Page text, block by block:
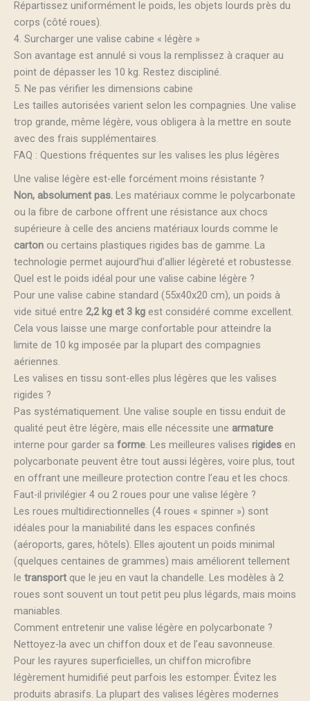
Répartissez uniformément le poids, les objets lourds près du
corps (côté roues).
4. Surcharger une valise cabine « légère »
Son avantage est annulé si vous la remplissez à craquer au
point de dépasser les 10 kg. Restez discipliné.
5. Ne pas vérifier les dimensions cabine
Les tailles autorisées varient selon les compagnies. Une valise
trop grande, même légère, vous obligera à la mettre en soute
avec des frais supplémentaires.
FAQ : Questions fréquentes sur les valises les plus légères
Une valise légère est-elle forcément moins résistante ?
Non, absolument pas. Les matériaux comme le polycarbonate
ou la fibre de carbone offrent une résistance aux chocs
supérieure à celle des anciens matériaux lourds comme le
carton ou certains plastiques rigides bas de gamme. La
technologie permet aujourd’hui d’allier légèreté et robustesse.
Quel est le poids idéal pour une valise cabine légère ?
Pour une valise cabine standard (55x40x20 cm), un poids à
vide situé entre 2,2 kg et 3 kg est considéré comme excellent.
Cela vous laisse une marge confortable pour atteindre la
limite de 10 kg imposée par la plupart des compagnies
aériennes.
Les valises en tissu sont-elles plus légères que les valises
rigides ?
Pas systématiquement. Une valise souple en tissu enduit de
qualité peut être légère, mais elle nécessite une armature
interne pour garder sa forme. Les meilleures valises rigides en
polycarbonate peuvent être tout aussi légères, voire plus, tout
en offrant une meilleure protection contre l’eau et les chocs.
Faut-il privilégier 4 ou 2 roues pour une valise légère ?
Les roues multidirectionnelles (4 roues « spinner ») sont
idéales pour la maniabilité dans les espaces confinés
(aéroports, gares, hôtels). Elles ajoutent un poids minimal
(quelques centaines de grammes) mais améliorent tellement
le transport que le jeu en vaut la chandelle. Les modèles à 2
roues sont souvent un tout petit peu plus légards, mais moins
maniables.
Comment entretenir une valise légère en polycarbonate ?
Nettoyez-la avec un chiffon doux et de l’eau savonneuse.
Pour les rayures superficielles, un chiffon microfibre
légèrement humidifié peut parfois les estomper. Évitez les
produits abrasifs. La plupart des valises légères modernes